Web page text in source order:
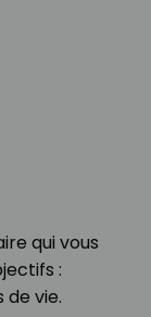
qui vous
:
vie.